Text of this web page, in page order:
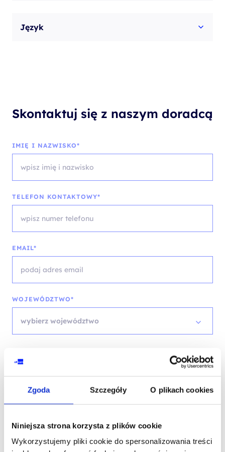
Zgoda Szczegóły O plikach cookies
Niniejsza strona korzysta z plików cookie
Wykorzystujemy pliki cookie do spersonalizowania treści
Język
Skontaktuj się z naszym doradcą
IMIĘ I NAZWISKO*
TELEFON KONTAKTOWY*
EMAIL*
WOJEWÓDZTWO*
wybierz województwo
FIRMA